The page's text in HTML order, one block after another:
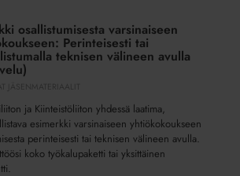
osallistumisesta varsinaiseen
Perinteisesti tai
teknisen välineen avulla
ja Kiinteistöliiton yhdessä laatima,
esimerkki varsinaiseen yhtiökokoukseen
perinteisesti tai teknisen välineen avulla.
koko työkalupaketti tai yksittäinen